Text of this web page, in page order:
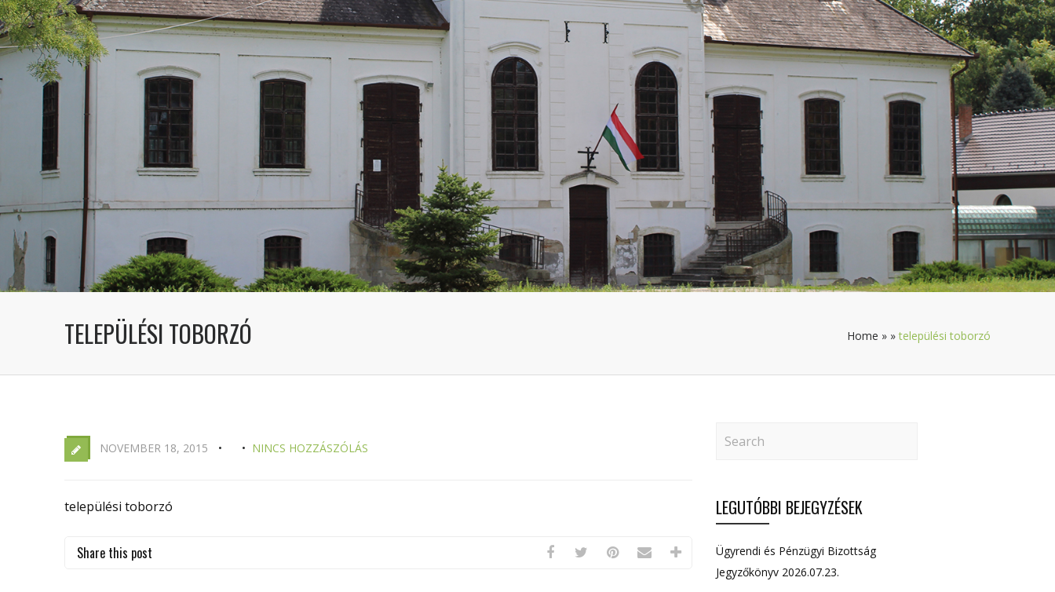
TELEPÜLÉSI TOBORZÓ Home » »települési toborzó
NOVEMBER 18, 2015 NINCS HOZZÁSZÓLÁS
települési toborzó
Share this post
LEGUTÓBBI BEJEGYZÉSEK
Ügyrendi és Pénzügyi Bizottság
Jegyzőkönyv 2026.07.23.